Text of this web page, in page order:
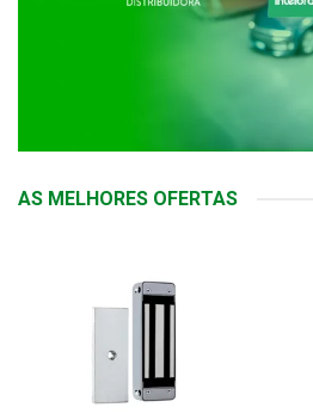
AS MELHORES OFERTAS